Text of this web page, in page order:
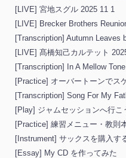
[LIVE] 宮地スグル 2025 11 1
[LIVE] Brecker Brothers
[Transcription] Autumn Leaves
[LIVE] 髙橋知己カルテット
[Transcription] In A Mellow
[Practice] オーバートーンでス
[Transcription] Song For My
[Play] ジャムセッションへ行こ
[Practice] 練習メニュー・教則
[Instrument] サックスを購入す
[Essay] My CD を作ってみた